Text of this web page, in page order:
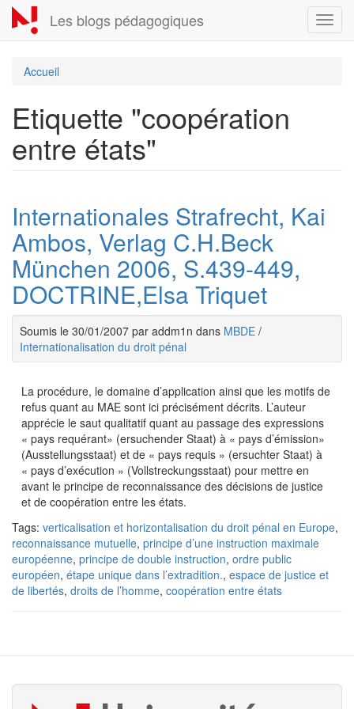
Aller
au
contenu
Les blogs pédagogiques
Accueil
Etiquette "coopération
entre états"
Internationales Strafrecht, Kai
Ambos, Verlag C.H.Beck
München 2006, S.439-449,
DOCTRINE,Elsa Triquet
Soumis le 30/01/2007 par addm1n dans MBDE /
Internationalisation du droit pénal
La procédure, le domaine d’application ainsi que les motifs de
refus quant au MAE sont ici précisément décrits. L’auteur
apprécie le saut qualitatif quant au passage des expressions
« pays requérant» (ersuchender Staat) à « pays d’émission»
(Ausstellungsstaat) et de « pays requis » (ersuchter Staat) à
« pays d’exécution » (Vollstreckungsstaat) pour mettre en
avant le principe de reconnaissance des décisions de justice
et de coopération entre les états.
Tags: verticalisation et horizontalisation du droit pénal en Europe,
reconnaissance mutuelle, principe d’une instruction maximale
européenne, principe de double instruction, ordre public
européen, étape unique dans l’extradition., espace de justice et
de libertés, droits de l’homme, coopération entre états